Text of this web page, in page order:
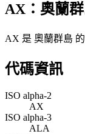
AX：奧蘭
AX 是 奧蘭群島 的
代碼資訊
ISO alpha-2
AX
ISO alpha-3
ALA